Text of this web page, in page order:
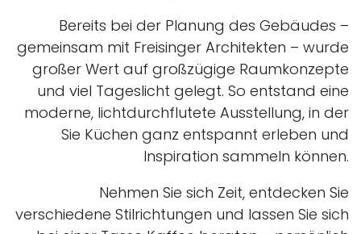
Bereits bei der Planung des Gebäudes –
gemeinsam mit Freisinger Architekten – wurde
großer Wert auf großzügige Raumkonzepte
und viel Tageslicht gelegt. So entstand eine
moderne, lichtdurchflutete Ausstellung, in der
Sie Küchen ganz entspannt erleben und
Inspiration sammeln können.
Nehmen Sie sich Zeit, entdecken Sie
verschiedene Stilrichtungen und lassen Sie sich